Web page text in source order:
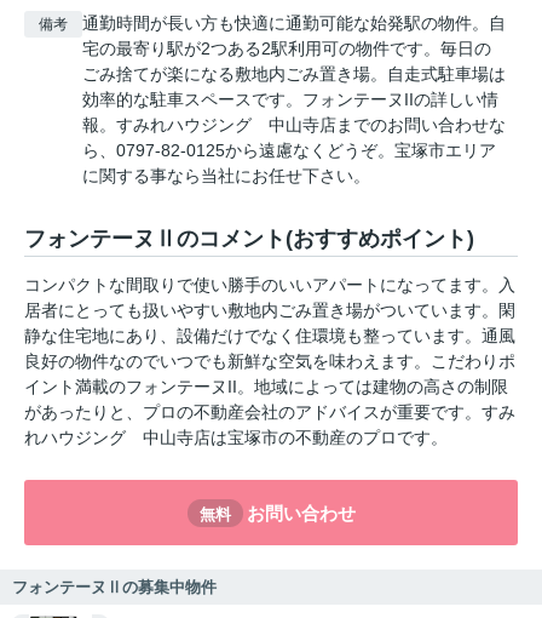
備考
通勤時間が長い方も快適に通勤可能な始発駅の物件。自
宅の最寄り駅が2つある2駅利用可の物件です。毎日の
ごみ捨てが楽になる敷地内ごみ置き場。自走式駐車場は
効率的な駐車スペースです。フォンテーヌIIの詳しい情
報。すみれハウジング 中山寺店までのお問い合わせな
ら、0797-82-0125から遠慮なくどうぞ。宝塚市エリア
に関する事なら当社にお任せ下さい。
フォンテーヌⅡのコメント(おすすめポイント)
コンパクトな間取りで使い勝手のいいアパートになってます。入
居者にとっても扱いやすい敷地内ごみ置き場がついています。閑
静な住宅地にあり、設備だけでなく住環境も整っています。通風
良好の物件なのでいつでも新鮮な空気を味わえます。こだわりポ
イント満載のフォンテーヌII。地域によっては建物の高さの制限
があったりと、プロの不動産会社のアドバイスが重要です。すみ
れハウジング 中山寺店は宝塚市の不動産のプロです。
無料 お問い合わせ
フォンテーヌⅡの募集中物件